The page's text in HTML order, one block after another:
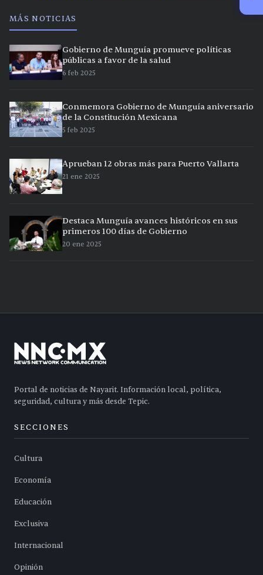
MÁS NOTICIAS
Gobierno de Munguía promueve políticas
públicas a favor de la salud
6 feb 2025
Conmemora Gobierno de Munguía aniversario
de la Constitución Mexicana
5 feb 2025
Aprueban 12 obras más para Puerto Vallarta
21 ene 2025
Destaca Munguía avances históricos en sus
primeros 100 días de Gobierno
20 ene 2025
Portal de noticias de Nayarit. Información local, política,
seguridad, cultura y más desde Tepic.
SECCIONES
Cultura
Economía
Educación
Exclusiva
Internacional
Opinión